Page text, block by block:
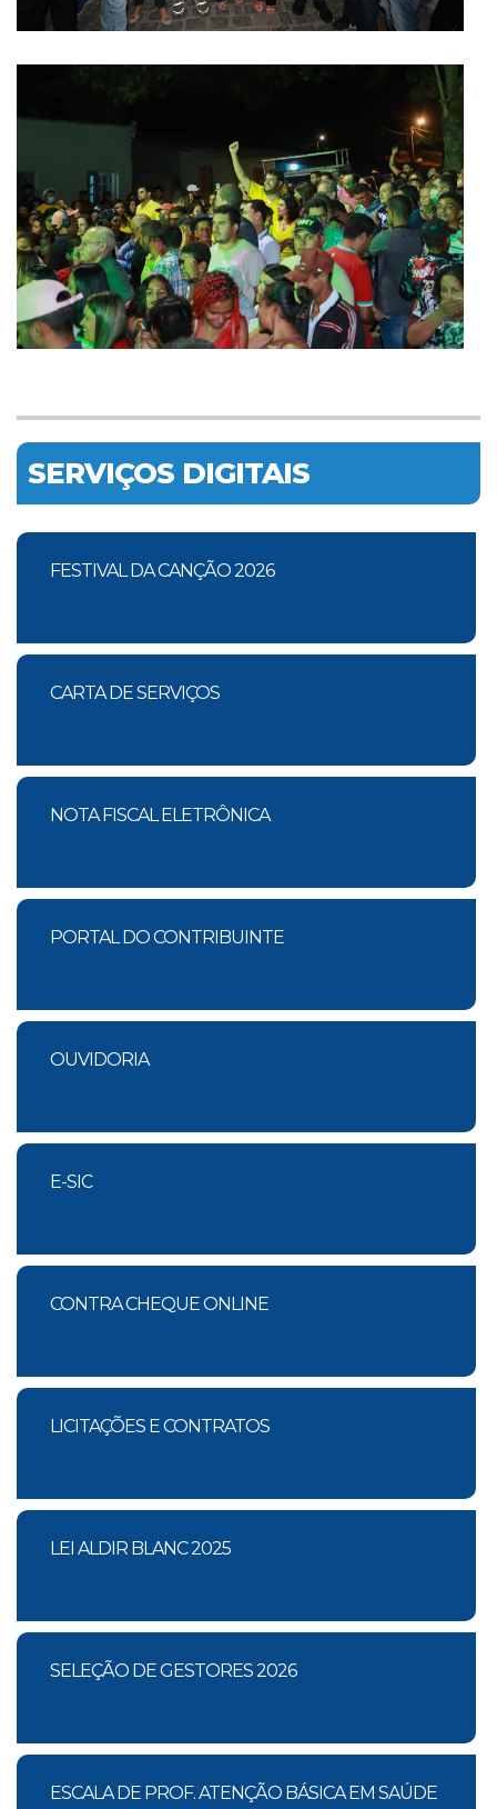
SERVIÇOS DIGITAIS
FESTIVAL DA CANÇÃO 2026
CARTA DE SERVIÇOS
NOTA FISCAL ELETRÔNICA
PORTAL DO CONTRIBUINTE
OUVIDORIA
E-SIC
CONTRA CHEQUE ONLINE
LICITAÇÕES E CONTRATOS
LEI ALDIR BLANC 2025
SELEÇÃO DE GESTORES 2026
ESCALA DE PROF. ATENÇÃO BÁSICA EM SAÚDE